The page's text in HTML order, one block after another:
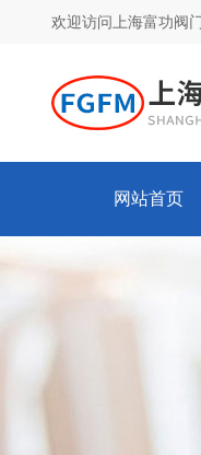
欢迎访问上海富功阀
网站首页